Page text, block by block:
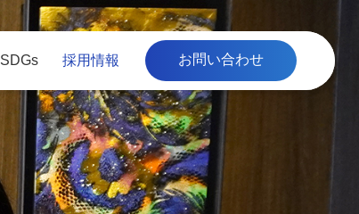
品質管理
SDGs 採用情報 お問い合わせ